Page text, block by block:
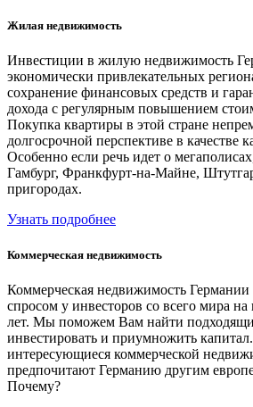
Жилая недвижимость
Инвестиции в жилую недвижимость
экономически привлекательных
сохранение финансовых средств и
дохода с регулярным повышением
Покупка квартиры в этой стране
долгосрочной перспективе в качестве
Особенно если речь идет о
Гамбург, Франкфурт-на-Майне,
пригородах.
Узнать подробнее
Коммерческая недвижимость
Коммерческая недвижимость Германии
спросом у инвесторов со всего мира
лет. Мы поможем Вам найти
инвестировать и приумножить
интересующиеся коммерческой
предпочитают Германию другим
Почему?